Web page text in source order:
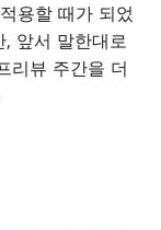
용할 때가 되었
앞서 말한대로
리뷰 주간을 더